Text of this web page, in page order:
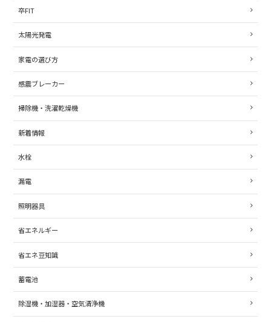
卒FIT
太陽光発電
家電の選び方
感震ブレーカー
掃除機・洗濯乾燥機
新着情報
水栓
漏電
照明器具
省エネルギー
省エネ豆知識
蓄電池
除湿機・加湿器・空気清浄機